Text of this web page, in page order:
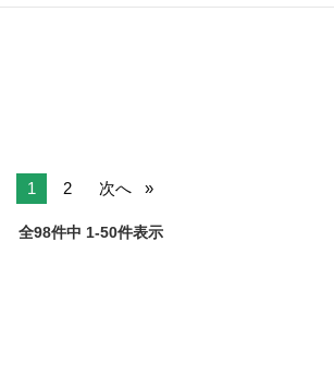
波器と1m のアンテナケーブルも同梱させて
1 2 次へ
全98件中 1-50件表示